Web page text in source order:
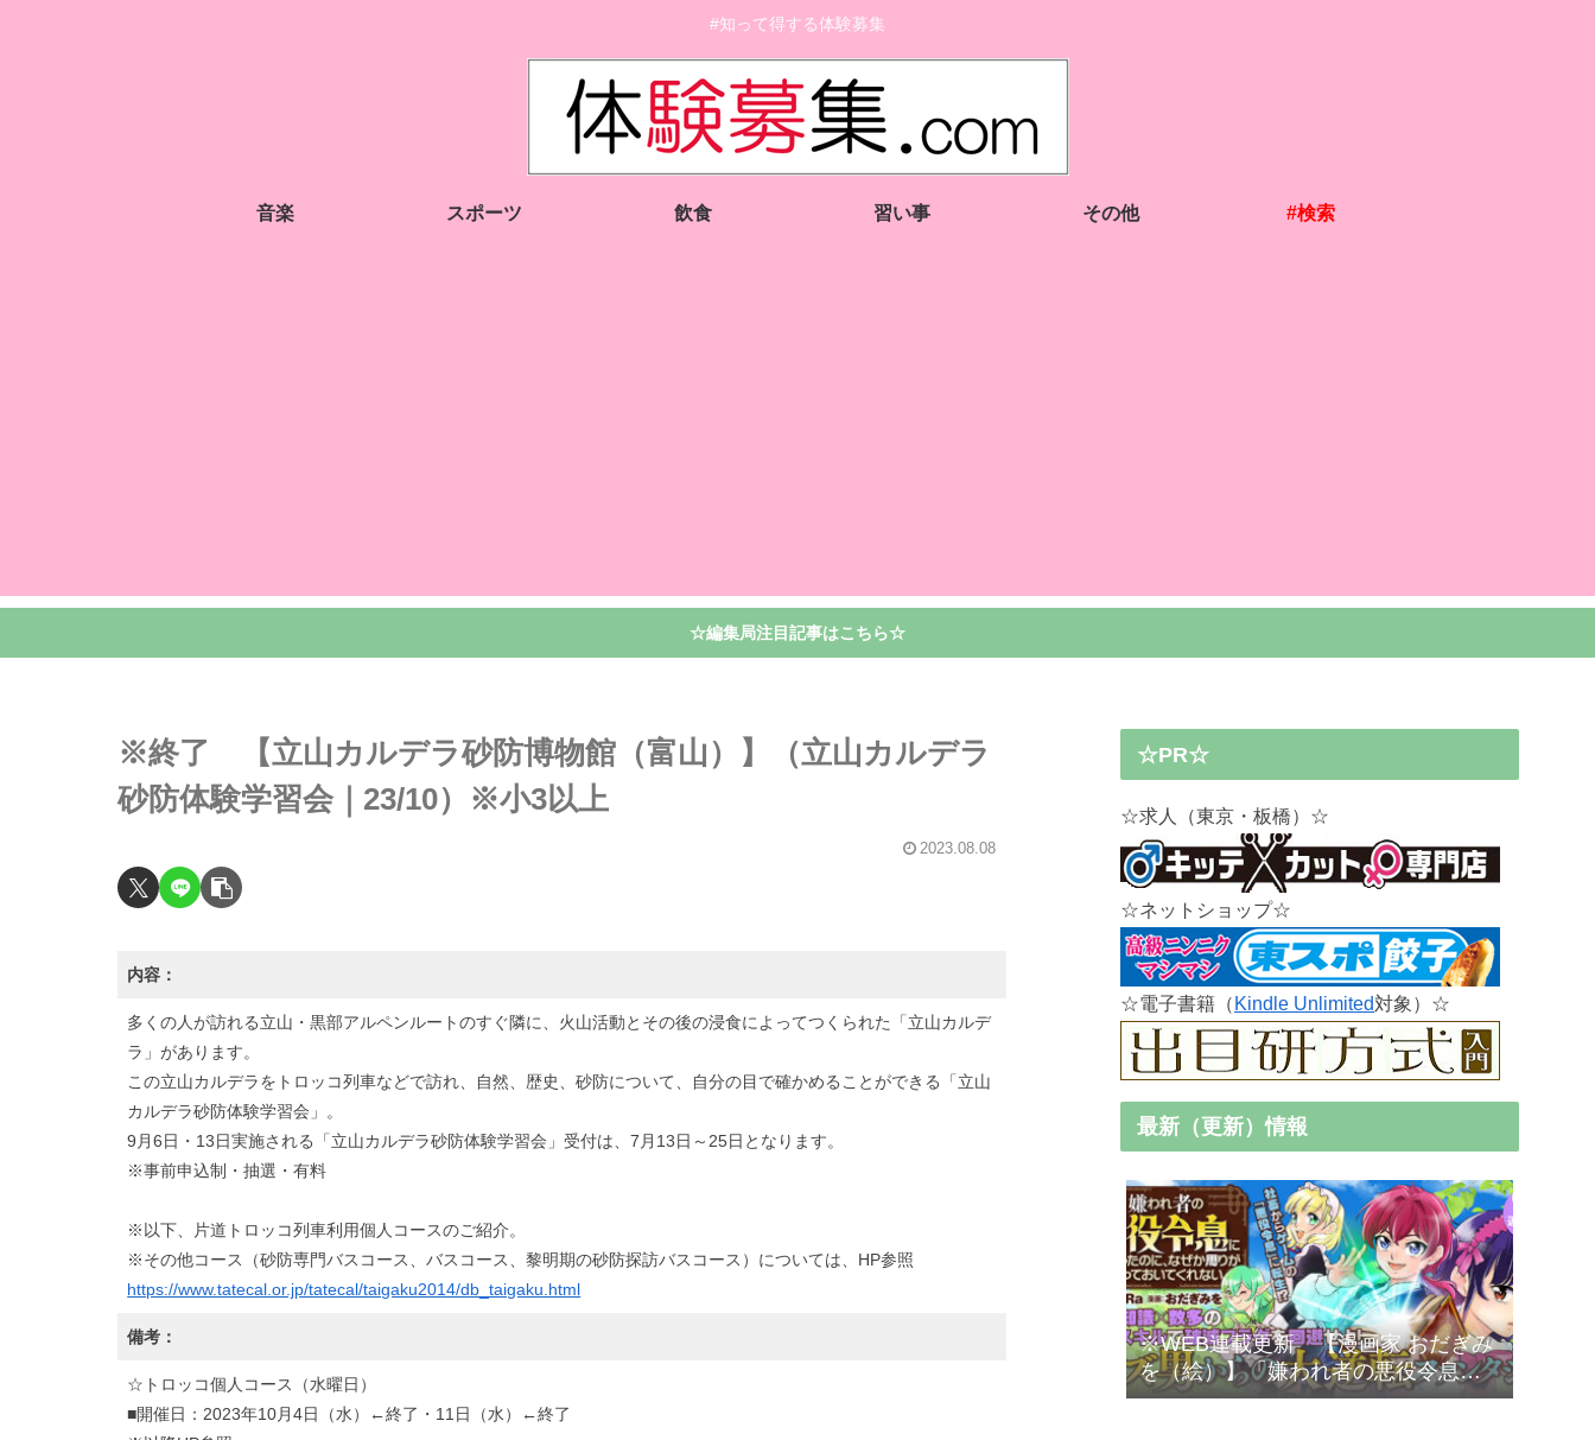
#知って得する体験募集
音楽 スポーツ 飲食 習い事 その他 #検索
☆編集局注目記事はこちら☆
※終了 【立山カルデラ砂防博物館（富山）】（立山カルデラ
砂防体験学習会｜23/10）※小3以上
2023.08.08
内容：
多くの人が訪れる立山・黒部アルペンルートのすぐ隣に、火山活動とその後の浸食によってつくられた「立山カルデ
ラ」があります。
この立山カルデラをトロッコ列車などで訪れ、自然、歴史、砂防について、自分の目で確かめることができる「立山
カルデラ砂防体験学習会」。
9月6日・13日実施される「立山カルデラ砂防体験学習会」受付は、7月13日～25日となります。
※事前申込制・抽選・有料
※以下、片道トロッコ列車利用個人コースのご紹介。
※その他コース（砂防専門バスコース、バスコース、黎明期の砂防探訪バスコース）については、HP参照
https://www.tatecal.or.jp/tatecal/taigaku2014/db_taigaku.html
備考：
☆トロッコ個人コース（水曜日）
■開催日：2023年10月4日（水）←終了・11日（水）←終了
☆PR☆
☆求人（東京・板橋）☆
☆ネットショップ☆
☆電子書籍（Kindle Unlimited対象）☆
最新（更新）情報
※WEB連載更新 【漫画家 おだぎみ
を（絵）】「嫌われ者の悪役令息に
転生したのに、なぜか周りが放って